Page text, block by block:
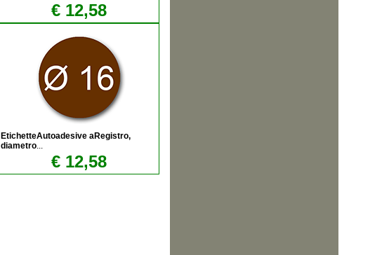
€ 12,58
EtichetteAutoadesive aRegistro,
diametro...
€ 12,58